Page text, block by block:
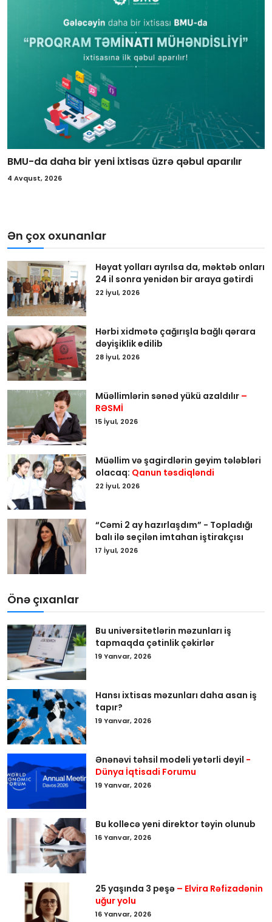
BMU-da daha bir yeni ixtisas üzrə qəbul aparılır
4 Avqust, 2026
Ən çox oxunanlar
Həyat yolları ayrılsa da, məktəb onları
24 il sonra yenidən bir araya gətirdi
22 İyul, 2026
Hərbi xidmətə çağırışla bağlı qərara
dəyişiklik edilib
28 İyul, 2026
Müəllimlərin sənəd yükü azaldılır –
RƏSMİ
15 İyul, 2026
Müəllim və şagirdlərin geyim tələbləri
olacaq: Qanun təsdiqləndi
22 İyul, 2026
“Cəmi 2 ay hazırlaşdım” - Topladığı
balı ilə seçilən imtahan iştirakçısı
17 İyul, 2026
Önə çıxanlar
Bu universitetlərin məzunları iş
tapmaqda çətinlik çəkirlər
19 Yanvar, 2026
Hansı ixtisas məzunları daha asan iş
tapır?
19 Yanvar, 2026
Ənənəvi təhsil modeli yetərli deyil -
Dünya İqtisadi Forumu
19 Yanvar, 2026
Bu kollecə yeni direktor təyin olunub
16 Yanvar, 2026
25 yaşında 3 peşə – Elvira Rəfizadənin
uğur yolu
16 Yanvar, 2026